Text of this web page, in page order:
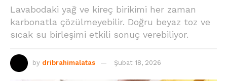
Lavabodaki yağ ve kireç birikimi her zaman
karbonatla çözülmeyebilir. Doğru beyaz toz ve
sıcak su birleşimi etkili sonuç verebiliyor.
by dribrahimalatas Şubat 18, 2026